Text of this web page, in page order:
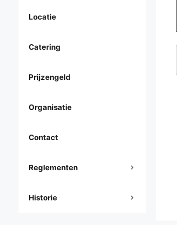
Locatie
Catering
Prijzengeld
Organisatie
Contact
Reglementen
Historie